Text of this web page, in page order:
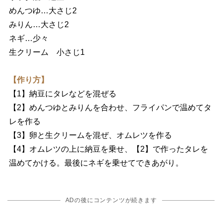
めんつゆ…大さじ2
みりん…大さじ2
ネギ…少々
生クリーム 小さじ1
【作り方】
【1】納豆にタレなどを混ぜる
【2】めんつゆとみりんを合わせ、フライパンで温めてタ
レを作る
【3】卵と生クリームを混ぜ、オムレツを作る
【4】オムレツの上に納豆を乗せ、【2】で作ったタレを
温めてかける。最後にネギを乗せてできあがり。
ADの後にコンテンツが続きます